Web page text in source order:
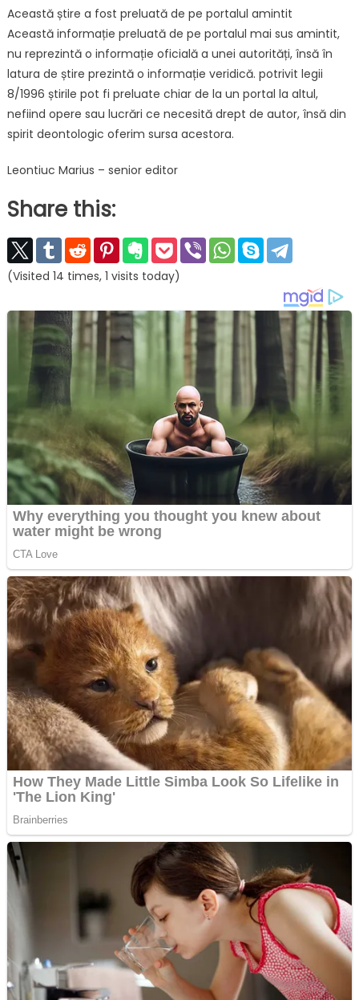
Această știre a fost preluată de pe portalul amintit
Această informație preluată de pe portalul mai sus amintit,
nu reprezintă o informație oficială a unei autorități, însă în
latura de știre prezintă o informație veridică. potrivit legii
8/1996 știrile pot fi preluate chiar de la un portal la altul,
nefiind opere sau lucrări ce necesită drept de autor, însă din
spirit deontologic oferim sursa acestora.
Leontiuc Marius – senior editor
Share this:
(Visited 14 times, 1 visits today)